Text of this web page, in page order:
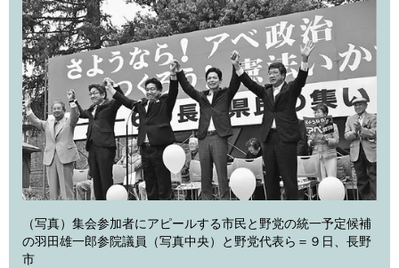
（写真）集会参加者にアピールする市民と野党の統一予定候補
の羽田雄一郎参院議員（写真中央）と野党代表ら＝９日、長野
市